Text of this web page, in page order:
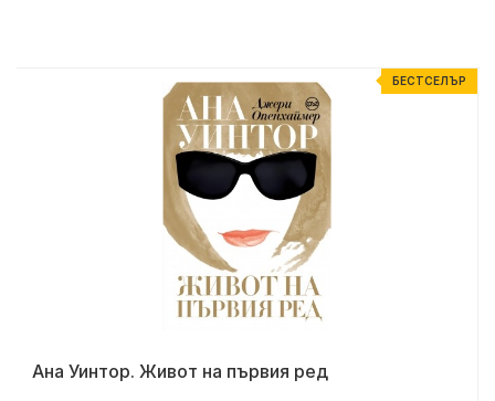
БЕСТСЕЛЪР
Ана Уинтор. Живот на първия ред